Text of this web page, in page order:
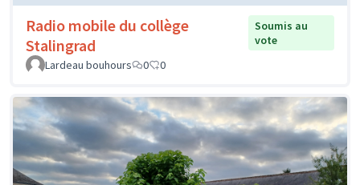
Radio mobile du collège
Stalingrad
Soumis au
vote
Lardeau bouhours
0 0